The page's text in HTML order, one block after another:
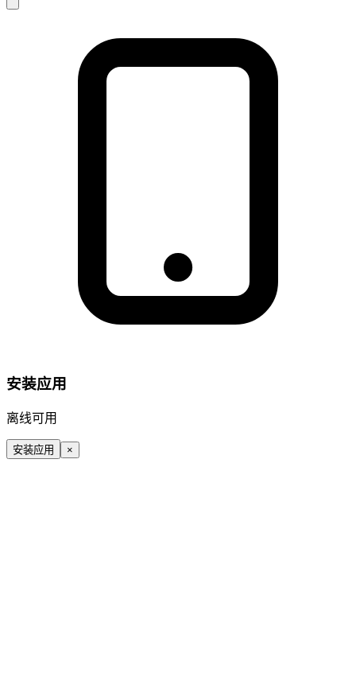
安装应用
离线可用
安装应用 ×